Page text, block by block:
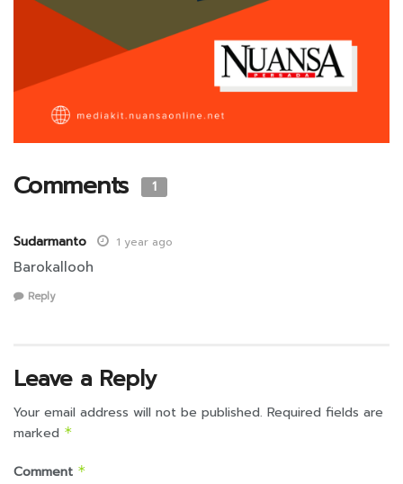
Comments 1
Sudarmanto 1 year ago
Barokallooh
Reply
Leave a Reply
Your email address will not be published. Required fields are
marked *
Comment *